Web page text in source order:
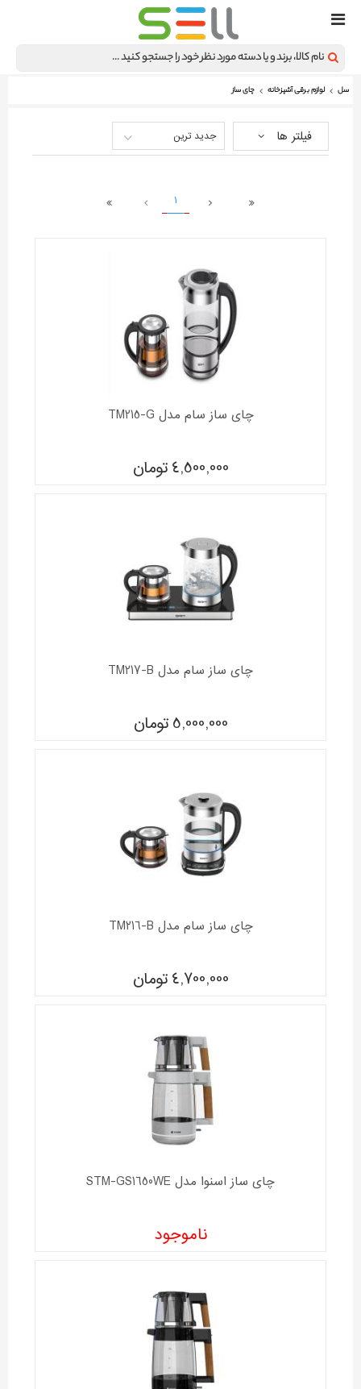
سل لوازم برقی آشپزخانه چای ساز
فیلتر ها جدید ترین
1
چای ساز سام مدل TM215-G
4,500,000 تومان
چای ساز سام مدل TM217-B
5,000,000 تومان
چای ساز سام مدل TM216-B
4,700,000 تومان
چای ساز اسنوا مدل STM-GS1650WE
ناموجود